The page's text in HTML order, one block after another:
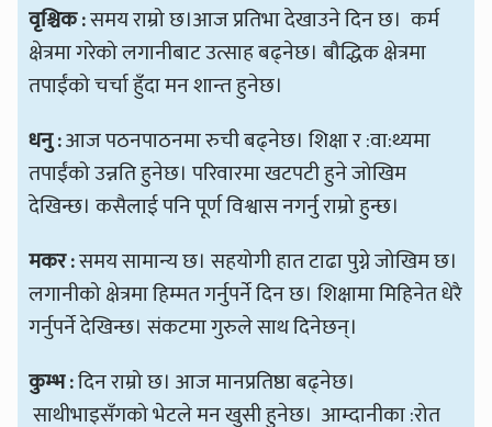
वृश्चिक :समय राम्रो छ।आज प्रतिभा देखाउने दिन छ। कर्म
क्षेत्रमा गरेको लगानीबाट उत्साह बढ्नेछ। बौद्धिक क्षेत्रमा
तपाईंको चर्चा हुँदा मन शान्त हुनेछ।
धनु :आज पठनपाठनमा रुची बढ्नेछ। शिक्षा र :वा:थ्यमा
तपाईंको उन्नति हुनेछ। परिवारमा खटपटी हुने जोखिम
देखिन्छ। कसैलाई पनि पूर्ण विश्वास नगर्नु राम्रो हुन्छ।
मकर :समय सामान्य छ। सहयोगी हात टाढा पुग्ने जोखिम छ।
लगानीको क्षेत्रमा हिम्मत गर्नुपर्ने दिन छ। शिक्षामा मिहिनेत धेरै
गर्नुपर्ने देखिन्छ। संकटमा गुरुले साथ दिनेछन्।
कुम्भ :दिन राम्रो छ। आज मानप्रतिष्ठा बढ्नेछ।
साथीभाइसँगको भेटले मन खुसी हुनेछ। आम्दानीका :रोत